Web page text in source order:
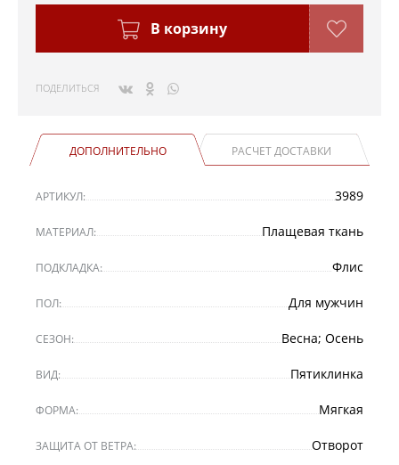
В корзину
ПОДЕЛИТЬСЯ
ДОПОЛНИТЕЛЬНО РАСЧЕТ ДОСТАВКИ
АРТИКУЛ: 3989
МАТЕРИАЛ: Плащевая ткань
ПОДКЛАДКА: Флис
ПОЛ: Для мужчин
СЕЗОН: Весна; Осень
ВИД: Пятиклинка
ФОРМА: Мягкая
ЗАЩИТА ОТ ВЕТРА: Отворот